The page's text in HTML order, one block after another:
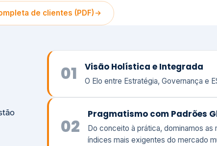
de clientes (PDF)
01 Visão Holística e Integrada
O Elo entre Estratégia, Governança e
02
Pragmatismo com Padrões
Do conceito à prática, dominamos
índices mais exigentes do mercado